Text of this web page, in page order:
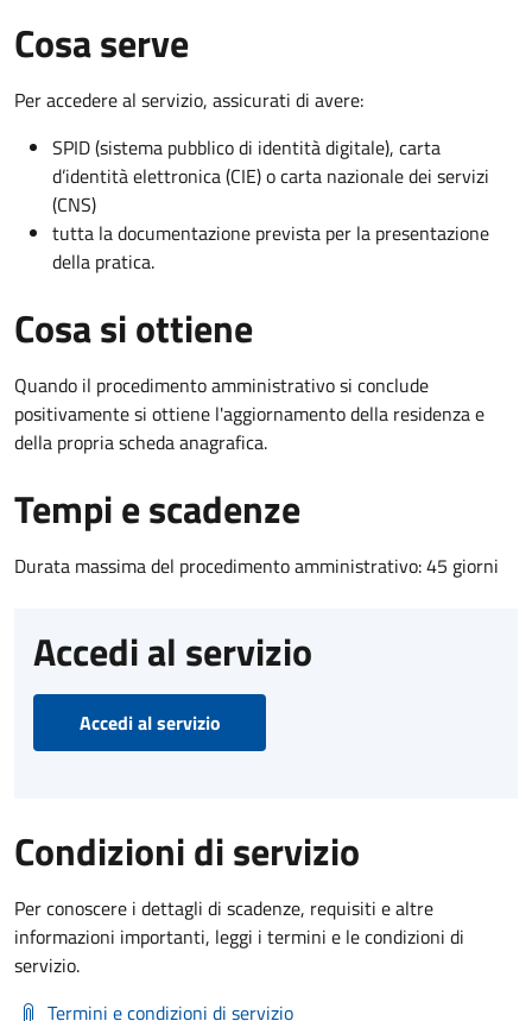
Cosa serve
Per accedere al servizio, assicurati di avere:
SPID (sistema pubblico di identità digitale), carta
d’identità elettronica (CIE) o carta nazionale dei servizi
(CNS)
tutta la documentazione prevista per la presentazione
della pratica.
Cosa si ottiene
Quando il procedimento amministrativo si conclude
positivamente si ottiene l'aggiornamento della residenza e
della propria scheda anagrafica.
Tempi e scadenze
Durata massima del procedimento amministrativo: 45 giorni
Accedi al servizio
Accedi al servizio
Condizioni di servizio
Per conoscere i dettagli di scadenze, requisiti e altre
informazioni importanti, leggi i termini e le condizioni di
servizio.
Termini e condizioni di servizio